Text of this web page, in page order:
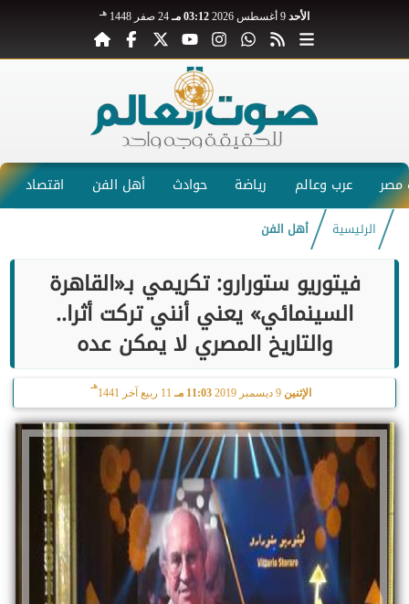
الأحد 03:12 مـ 24 صفر 1448 هـ
عرب وعالم رياضة حوادث أهل الفن اقتصاد
الرئيسية أهل الفن
فيتوريو ستورارو: تكريمي بـ«القاهرة
السينمائي» يعني أنني تركت أثرا..
والتاريخ المصري لا يمكن عده
الإثنين 11:03 مـ 11 ربيع آخر 1441
هـ